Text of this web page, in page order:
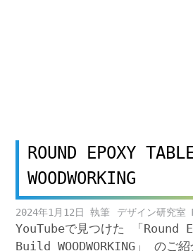
ROUND EPOXY
WOODWORKING
2024年1月12日 デザイン研究室
YouTubeで見つけた 「Round
Build WOODWORKING」 のご紹